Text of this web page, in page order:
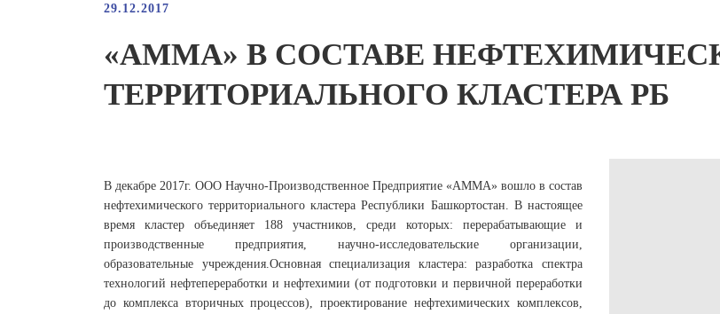
29.12.2017
«АММА» В СОСТАВЕ
ТЕРРИТОРИАЛЬНОГО КЛАСТЕРА РБ
В декабре 2017г. ООО Научно-Производственное Предприятие «АММА» вошло в состав
нефтехимического территориального кластера Республики Башкортостан. В настоящее
время кластер объединяет 188 участников, среди которых: перерабатывающие и
производственные предприятия, научно-исследовательские организации,
образовательные учреждения.Основная специализация кластера: разработка спектра
технологий нефтепереработки и нефтехимии (от подготовки и первичной переработки
до комплекса вторичных процессов), проектирование нефтехимических комплексов,